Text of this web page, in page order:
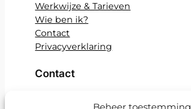
Werkwijze & Tarieven
Wie ben ik?
Contact
Privacyverklaring
Contact